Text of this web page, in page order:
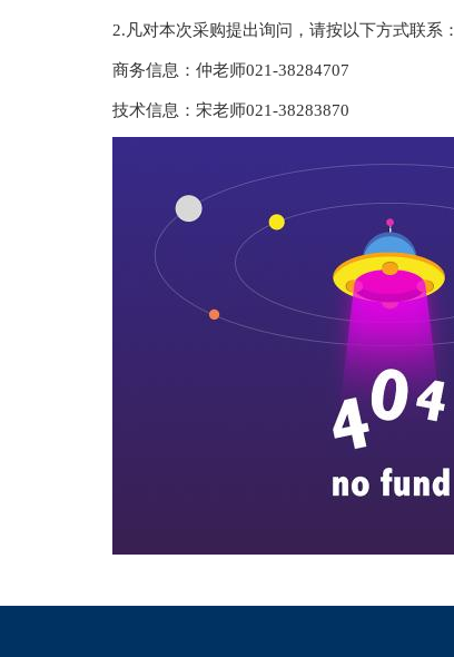
2. 凡对本次采购提出询问，请按以下方式联系：
商务信息：仲老师021-38284707
技术信息： 宋老师021-38283870